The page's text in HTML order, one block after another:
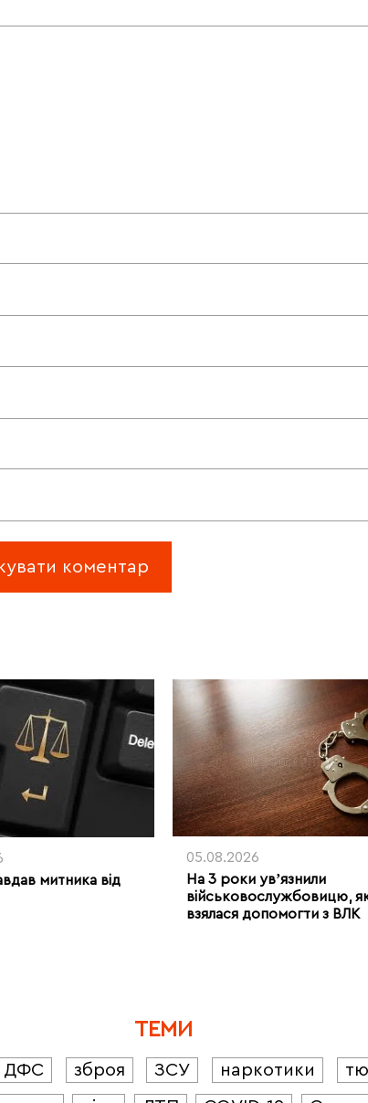
митника від
05.08.2026
На 3 роки увʼязнили
військовослужбовицю,
взялася допомогти з ВЛК
ТЕМИ
ДФС зброя ЗСУ наркотики